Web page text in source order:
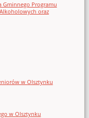
Gminnego Programu
oraz
w Olsztynku
w Olsztynku